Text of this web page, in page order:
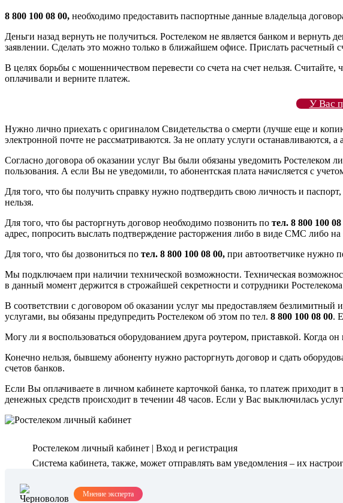
8 800 100 08 00, необходимо предоставить паспортные данные владельца
Деньги назад вернуть не получиться. Ростелеком не является банком и
заявлении. Сделать это можно только в ближайшем офисе. Прислать
В целях борьбы с мошенничеством перевести со счета на счет нельзя.
оплачивали и верните платеж.
У Вас
Нужно лично приехать с оригиналом Свидетельства о смерти (лучше еще и
электронной почте не рассматриваются. За не оплату услуги останавливаются, а
Согласно договора об оказании услуг Вы были обязаны уведомить Ростелеком
пользования. А если Вы не уведомили, то абонентская плата начисляется с
Для того, что бы получить справку нужно подтвердить свою личность и
нельзя.
Для того, что бы расторгнуть договор необходимо позвонить по тел. 8 800 100 08
адрес, попросить выслать подтверждение расторжения либо в виде СМС либо на
Для того, что бы дозвониться по тел. 8 800 100 08 00, при автоответчике нужно
Мы подключаем при наличии технической возможности. Техническая
в данный момент держится в строжайшей секретности и сотрудники
В соответствии с договором об оказании услуг мы предоставляем
услугами, вы обязаны предупредить Ростелеком об этом по тел. 8 800 100 08 00.
Могу ли я воспользоваться оборудованием друга роутером, приставкой. Когда он
Конечно нельзя, бывшему абоненту нужно расторгнуть договор и сдать
счетов банков.
Если Вы оплачиваете в личном кабинете карточкой банка, то платеж приходит
денежных средств происходит в течении 48 часов. Если у Вас выключилась
Ростелеком личный кабинет | Вход и peгиcтpaция
Система кабинета, также, может отправлять вам уведомления – их
Мнение эксперта